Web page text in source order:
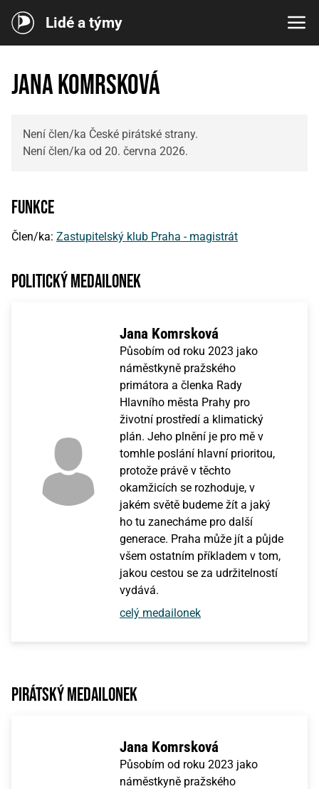
Lidé a týmy
Jana Komrsková
Není člen/ka České pirátské strany.
Není člen/ka od 20. června 2026.
Funkce
Člen/ka: Zastupitelský klub Praha - magistrát
Politický medailonek
Jana Komrsková
Působím od roku 2023 jako
náměstkyně pražského
primátora a členka Rady
Hlavního města Prahy pro
životní prostředí a klimatický
plán. Jeho plnění je pro mě v
tomhle poslání hlavní prioritou,
protože právě v těchto
okamžicích se rozhoduje, v
jakém světě budeme žít a jaký
ho tu zanecháme pro další
generace. Praha může jít a půjde
všem ostatním příkladem v tom,
jakou cestou se za udržitelností
vydává.
celý medailonek
Pirátský medailonek
Jana Komrsková
Působím od roku 2023 jako
náměstkyně pražského